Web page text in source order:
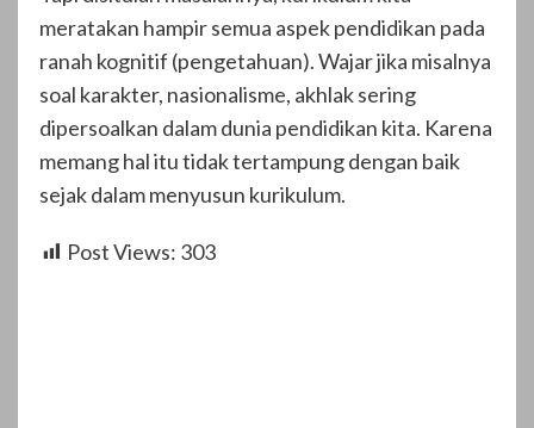
meratakan hampir semua aspek pendidikan pada
ranah kognitif (pengetahuan). Wajar jika misalnya
soal karakter, nasionalisme, akhlak sering
dipersoalkan dalam dunia pendidikan kita. Karena
memang hal itu tidak tertampung dengan baik
sejak dalam menyusun kurikulum.
Post Views: 303